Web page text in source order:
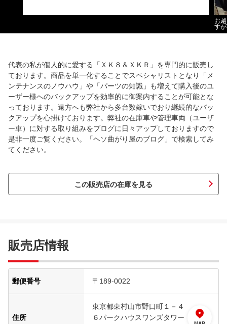
お
す
代表の私が個人的に愛する「ＸＫ８＆ＸＫＲ」を専門的に販売し
ております。商品を単一化することでスペシャリストとなり「メ
ンテナンスのノウハウ」や「パーツの知識」も増えて購入後のユ
ーザー様へのバックアップを効率的に御案内することが可能とな
っております。遠方へも弊社から多台数嫁いでおり継続的なバッ
クアップを心掛けております。弊社の在庫車や管理車両（ユーザ
ー車）に対する取り組みをブログに日々アップしておりますので
是非一度ご覧ください。「ヘソ曲がり屋のブログ」で検索してみ
てください。
この販売店の在庫を見る
販売店情報
郵便番号 〒189-0022
住所
東京都東村山市野口町１－４
６パークハウスワンズタワー